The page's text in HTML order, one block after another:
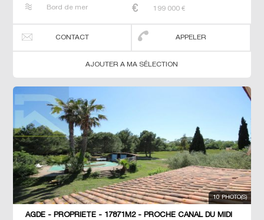
Bord de mer 199 000 €
CONTACT APPELER
AJOUTER A MA SÉLECTION
10 PHOTO(S)
AGDE - PROPRIETE - 17871M2 - PROCHE CANAL DU MIDI